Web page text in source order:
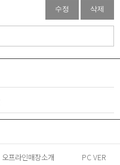
수정 삭제
오프라인매장소개 PC VER